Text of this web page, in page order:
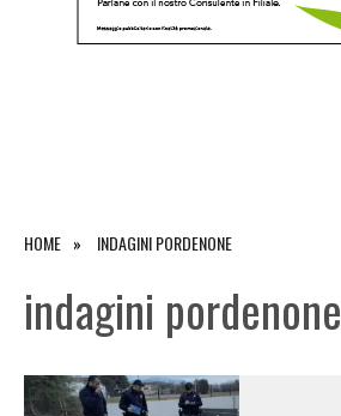
HOME INDAGINI PORDENONE
indagini pordenone